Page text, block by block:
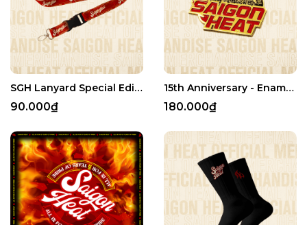
SGH Lanyard Special Edition
90.000₫
15th Anniversary - Enamel Pin
180.000₫